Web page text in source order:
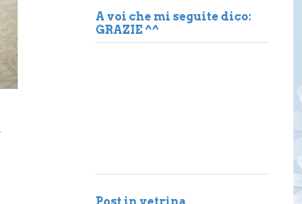
A voi che mi seguite dico:
GRAZIE ^^